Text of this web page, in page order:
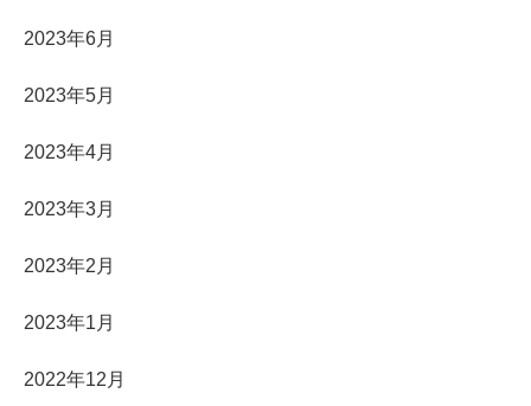
2023年6月
2023年5月
2023年4月
2023年3月
2023年2月
2023年1月
2022年12月